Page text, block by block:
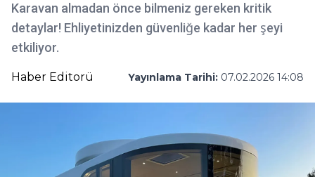
Karavan almadan önce bilmeniz gereken kritik
detaylar! Ehliyetinizden güvenliğe kadar her şeyi
etkiliyor.
Haber Editorü Yayınlama Tarihi: 07.02.2026 14:08